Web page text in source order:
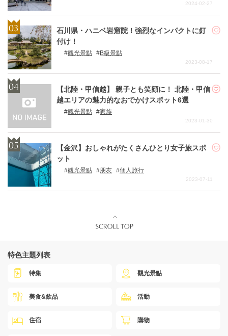
2024-02-27
石川県・ハニベ岩窟院！強烈なインパクトに釘
付け！
觀光景點 B級景點
2023-08-17
【北陸・甲信越】 親子とも笑顔に！ 北陸・甲信
越エリアの魅力的なおでかけスポット6選
觀光景點 家族
2023-01-30
【金沢】おしゃれがたくさんひとり女子旅スポ
ット
觀光景點 朋友 個人旅行
2023-07-11
特色主題列表
特集 觀光景點
美食&飲品 活動
住宿 購物